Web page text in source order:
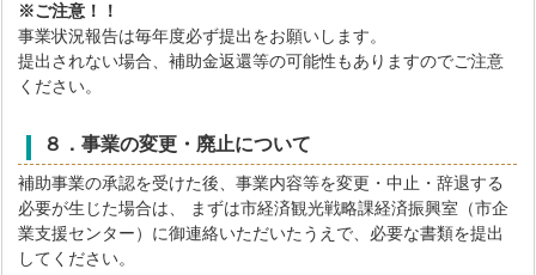
※ご注意！！
事業状況報告は毎年度必ず提出をお願いします。
提出されない場合、補助金返還等の可能性もありますのでご注意
ください。
８．事業の変更・廃止について
補助事業の承認を受けた後、事業内容等を変更・中止・辞退する
必要が生じた場合は、 まずは市経済観光戦略課経済振興室（市企
業支援センター）に御連絡いただいたうえで、必要な書類を提出
してください。